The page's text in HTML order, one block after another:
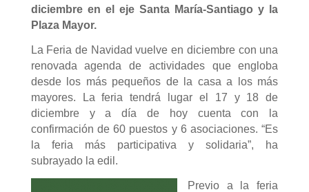
diciembre en el eje Santa María-Santiago y la
Plaza Mayor.
La Feria de Navidad vuelve en diciembre con una
renovada agenda de actividades que engloba
desde los más pequeños de la casa a los más
mayores. La feria tendrá lugar el 17 y 18 de
diciembre y a día de hoy cuenta con la
confirmación de 60 puestos y 6 asociaciones. “Es
la feria más participativa y solidaria”, ha
subrayado la edil.
Previo a la feria